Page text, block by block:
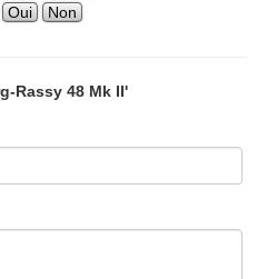
Oui Non
Rassy 48 Mk II'